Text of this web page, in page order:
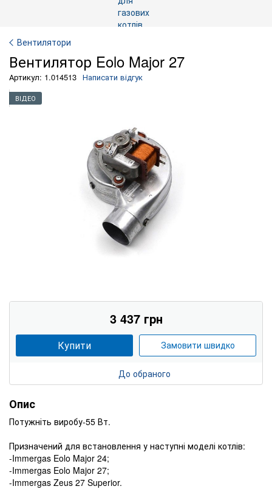
Вентилятори
Вентилятор Eolo Major 27
Артикул: 1.014513 Написати відгук
ВІДЕО
3 437 грн
Купити Замовити швидко
До обраного
Опис
Потужніть виробу-55 Вт.
Призначений для встановлення у наступні моделі котлів:
-Immergas Eolo Major 24;
-Immergas Eolo Major 27;
-Immergas Zeus 27 Superior.